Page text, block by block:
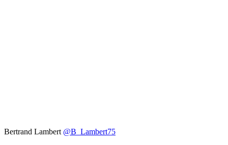
Bertrand Lambert @B_Lambert75